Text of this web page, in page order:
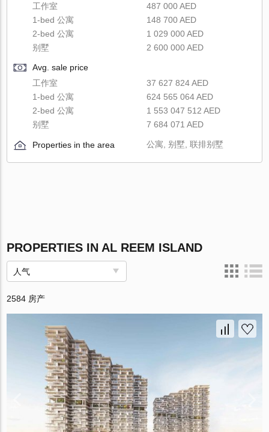
工作室
487 000 AED
1-bed 公寓
148 700 AED
2-bed 公寓
1 029 000 AED
别墅
2 600 000 AED
Avg. sale price
工作室
37 627 824 AED
1-bed 公寓
624 565 064 AED
2-bed 公寓
1 553 047 512 AED
别墅
7 684 071 AED
Properties in the area 公寓, 别墅, 联排别墅
PROPERTIES IN AL REEM ISLAND
人气
2584 房产